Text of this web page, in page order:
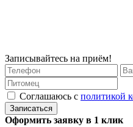
Записывайтесь на приём!
Соглашаюсь с политикой
Записаться
Оформить заявку в 1 клик